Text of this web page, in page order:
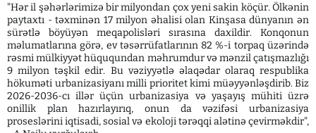
"Hər il şəhərlərimizə bir milyondan çox yeni sakin köçür. Ölkənin
paytaxtı - təxminən 17 milyon əhalisi olan Kinşasa dünyanın ən
sürətlə böyüyən meqapolisləri sırasına daxildir. Konqonun
məlumatlarına görə, ev təsərrüfatlarının 82 %-i torpaq üzərində
rəsmi mülkiyyət hüququndan məhrumdur və mənzil çatışmazlığı
9 milyon təşkil edir. Bu vəziyyətlə əlaqədar olaraq respublika
hökuməti urbanizasiyanı milli prioritet kimi müəyyənləşdirib. Biz
2026-2036-cı illər üçün urbanizasiya və yaşayış mühiti üzrə
onillik plan hazırlayırıq, onun da vəzifəsi urbanizasiya
proseslərini iqtisadi, sosial və ekoloji tərəqqi alətinə çevirməkdir",